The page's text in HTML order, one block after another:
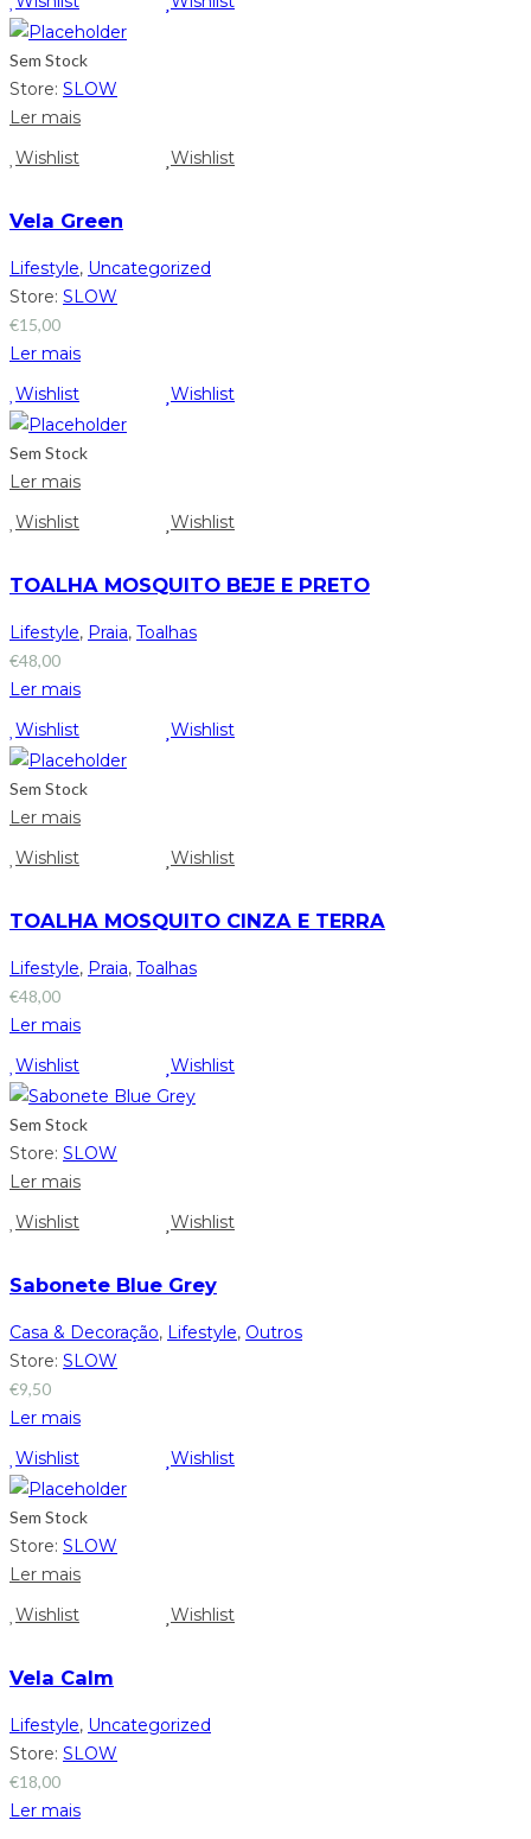
Sem Stock
Store: SLOW
Ler mais
Wishlist
Wishlist
Vela Green
Lifestyle, Uncategorized
Store: SLOW
€15,00
Ler mais
Wishlist
Wishlist
Sem Stock
Ler mais
Wishlist
Wishlist
TOALHA MOSQUITO BEJE E PRETO
Lifestyle, Praia, Toalhas
€48,00
Ler mais
Wishlist
Wishlist
Sem Stock
Ler mais
Wishlist
Wishlist
TOALHA MOSQUITO CINZA E TERRA
Lifestyle, Praia, Toalhas
€48,00
Ler mais
Wishlist
Wishlist
Sem Stock
Store: SLOW
Ler mais
Wishlist
Wishlist
Sabonete Blue Grey
Casa & Decoração, Lifestyle, Outros
Store: SLOW
€9,50
Ler mais
Wishlist
Wishlist
Sem Stock
Store: SLOW
Ler mais
Wishlist
Wishlist
Vela Calm
Lifestyle, Uncategorized
Store: SLOW
€18,00
Ler mais